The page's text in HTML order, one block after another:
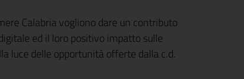
Calabria vogliono dare un contributo
ed il loro positivo impatto sulle
luce delle opportunità offerte dalla c.d.